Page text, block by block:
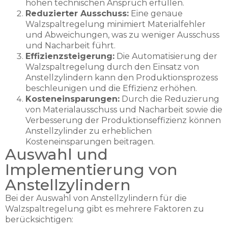
hohen technischen Anspruch erfüllen.
Reduzierter Ausschuss: Eine genaue
Walzspaltregelung minimiert Materialfehler
und Abweichungen, was zu weniger Ausschuss
und Nacharbeit führt.
Effizienzsteigerung: Die Automatisierung der
Walzspaltregelung durch den Einsatz von
Anstellzylindern kann den Produktionsprozess
beschleunigen und die Effizienz erhöhen.
Kosteneinsparungen: Durch die Reduzierung
von Materialausschuss und Nacharbeit sowie die
Verbesserung der Produktionseffizienz können
Anstellzylinder zu erheblichen
Kosteneinsparungen beitragen.
Auswahl und
Implementierung von
Anstellzylindern
Bei der Auswahl von Anstellzylindern für die
Walzspaltregelung gibt es mehrere Faktoren zu
berücksichtigen: